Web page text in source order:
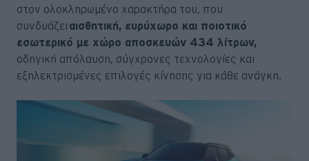
στον ολοκληρωμένο χαρακτήρα του, που
συνδυάζει αισθητική, ευρύχωρο και ποιοτικό
εσωτερικό με χώρο αποσκευών 434 λίτρων,
οδηγική απόλαυση, σύγχρονες τεχνολογίες και
εξηλεκτρισμένες επιλογές κίνησης για κάθε ανάγκη.